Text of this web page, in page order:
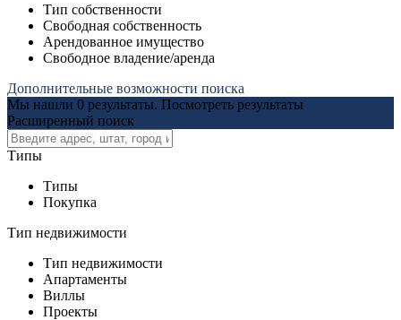
Тип собственности
Свободная собственность
Арендованное имущество
Свободное владение/аренда
Дополнительные возможности поиска
Мы нашли 0 результаты. Посмотреть результаты
Расширенный поиск
Типы
Типы
Покупка
Тип недвижимости
Тип недвижимости
Апартаменты
Виллы
Проекты